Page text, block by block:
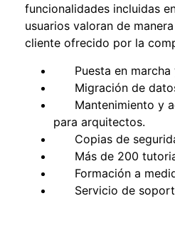
funcionalidades incluidas
usuarios valoran de
cliente ofrecido por la
Puesta en
Migración de
Mantenimiento y
para arquitectos.
Copias de
Más de 200
Formación a
Servicio de